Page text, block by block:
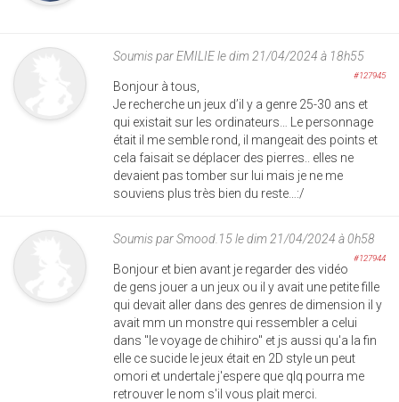
Soumis parEMILIEle dim 21/04/2024 à 18h55
#127945
Bonjour à tous,
Je recherche un jeux d’il y a genre 25-30 ans et
qui existait sur les ordinateurs… Le personnage
était il me semble rond, il mangeait des points et
cela faisait se déplacer des pierres.. elles ne
devaient pas tomber sur lui mais je ne me
souviens plus très bien du reste…:/
Soumis parSmood.15le dim 21/04/2024 à 0h58
#127944
Bonjour et bien avant je regarder des vidéo
de gens jouer a un jeux ou il y avait une petite fille
qui devait aller dans des genres de dimension il y
avait mm un monstre qui ressembler a celui
dans "le voyage de chihiro" et js aussi qu'a la fin
elle ce sucide le jeux était en 2D style un peut
omori et undertale j'espere que qlq pourra me
retrouver le nom s'il vous plait merci.